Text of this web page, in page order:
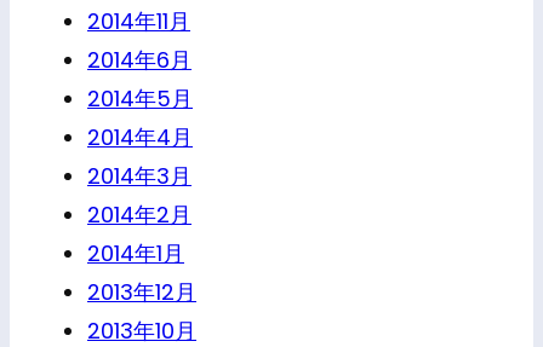
2014年11月
2014年6月
2014年5月
2014年4月
2014年3月
2014年2月
2014年1月
2013年12月
2013年10月